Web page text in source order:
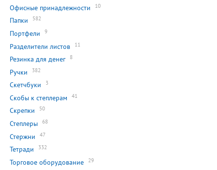
Офисные принадлежности 10
Папки 582
Портфели 9
Разделители листов 11
Резинка для денег 8
Ручки 382
Скетчбуки 3
Скобы к степлерам 41
Скрепки 50
Степлеры 68
Стержни 47
Тетради 332
Торговое оборудование 29